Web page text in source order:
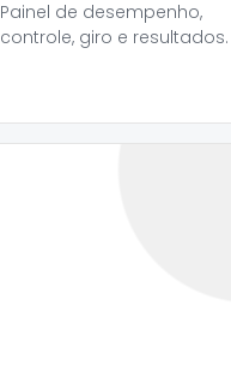
Painel de desempenho,
controle, giro e resultados.